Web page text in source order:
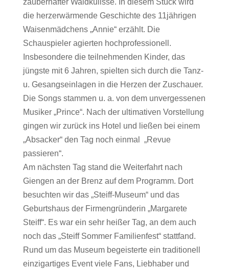
zauberhafter Waldkulisse. In diesem Stück wird
die herzerwärmende Geschichte des 11jährigen
Waisenmädchens „Annie“ erzählt. Die
Schauspieler agierten hochprofessionell.
Insbesondere die teilnehmenden Kinder, das
jüngste mit 6 Jahren, spielten sich durch die Tanz-
u. Gesangseinlagen in die Herzen der Zuschauer.
Die Songs stammen u. a. von dem unvergessenen
Musiker „Prince“. Nach der ultimativen Vorstellung
gingen wir zurück ins Hotel und ließen bei einem
„Absacker“ den Tag noch einmal „Revue
passieren“.
Am nächsten Tag stand die Weiterfahrt nach
Giengen an der Brenz auf dem Programm. Dort
besuchten wir das „Steiff-Museum“ und das
Geburtshaus der Firmengründerin „Margarete
Steiff“. Es war ein sehr heißer Tag, an dem auch
noch das „Steiff Sommer Familienfest“ stattfand.
Rund um das Museum begeisterte ein traditionell
einzigartiges Event viele Fans, Liebhaber und